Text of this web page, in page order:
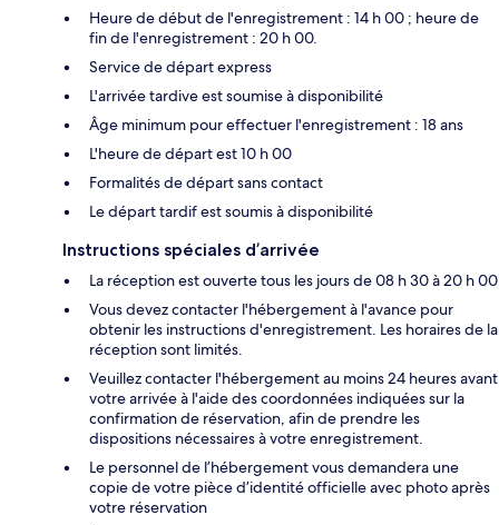
Heure de début de l'enregistrement : 14 h 00 ; heure de
fin de l'enregistrement : 20 h 00.
Service de départ express
L'arrivée tardive est soumise à disponibilité
Âge minimum pour effectuer l'enregistrement : 18 ans
L'heure de départ est 10 h 00
Formalités de départ sans contact
Le départ tardif est soumis à disponibilité
Instructions spéciales d’arrivée
La réception est ouverte tous les jours de 08 h 30 à 20 h 00
Vous devez contacter l'hébergement à l'avance pour
obtenir les instructions d'enregistrement. Les horaires de la
réception sont limités.
Veuillez contacter l'hébergement au moins 24 heures avant
votre arrivée à l'aide des coordonnées indiquées sur la
confirmation de réservation, afin de prendre les
dispositions nécessaires à votre enregistrement.
Le personnel de l’hébergement vous demandera une
copie de votre pièce d’identité officielle avec photo après
votre réservation